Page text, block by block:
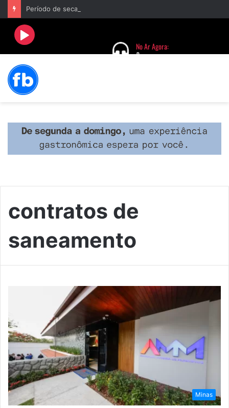
contratos de
saneamento
Minas